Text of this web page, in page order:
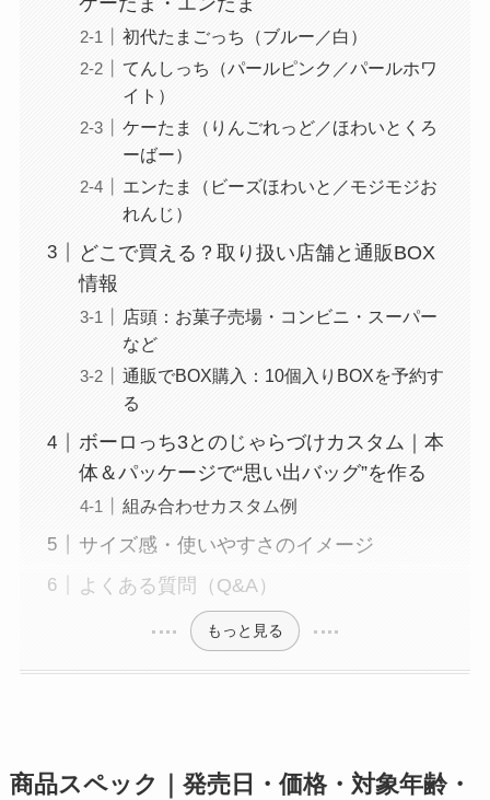
初代たまごっち（ブルー／白）
てんしっち（パールピンク／パールホワ
イト）
ケーたま（りんごれっど／ほわいとくろ
ーばー）
エンたま（ビーズほわいと／モジモジお
れんじ）
どこで買える？取り扱い店舗と通販BOX
情報
店頭：お菓子売場・コンビニ・スーパー
など
通販でBOX購入：10個入りBOXを予約す
る
ボーロっち3とのじゃらづけカスタム｜本
体＆パッケージで“思い出バッグ”を作る
組み合わせカスタム例
サイズ感・使いやすさのイメージ
よくある質問（Q&A）
もっと見る
商品スペック｜発売日・価格・対象年齢・